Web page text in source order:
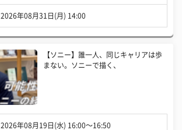
2026年08月31日(月) 14:00
【ソニー】誰一人、同じキャリアは歩
まない。ソニーで描く、
2026年08月19日(水) 16:00〜16:50